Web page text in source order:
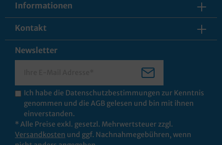
Informationen
Kontakt
Newsletter
Ich habe die Datenschutzbestimmungen zur Kenntnis
genommen und die AGB gelesen und bin mit ihnen
einverstanden.
* Alle Preise exkl. gesetzl. Mehrwertsteuer zzgl.
Versandkosten und ggf. Nachnahmegebühren, wenn